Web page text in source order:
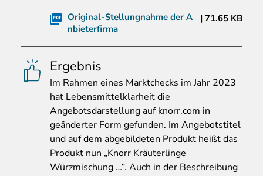
Original-Stellungnahme der A
nbieterfirma
71.65 KB
Ergebnis
Im Rahmen eines Marktchecks im Jahr 2023
hat Lebensmittelklarheit die
Angebotsdarstellung auf knorr.com in
geänderter Form gefunden. Im Angebotstitel
und auf dem abgebildeten Produkt heißt das
Produkt nun „Knorr Kräuterlinge
Würzmischung …“. Auch in der Beschreibung